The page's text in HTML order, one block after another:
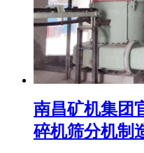
南昌矿机集团
碎机筛分机制